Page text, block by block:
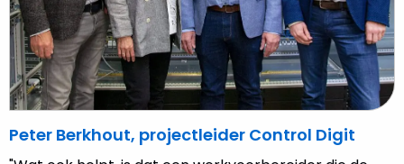
Peter Berkhout, projectleider Control Digit